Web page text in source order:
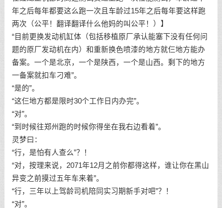
年之后每年都要这么跑一次且车龄过15年之后每年要这样跑
两次（公平！翻译翻译什么他妈的叫公平！）】
“目前更换发动机缸体（包括移植原厂承认能塞下没有任何问
题的原厂发动机在内）和重新换色喷漆的地方就仨地方能办
备案。一个是北京，一个是陕西，一个是山西。剩下的地方
一备案就扣车刁难”。
“是的”。
“这仨地方都是限时30个工作日内办完”。
“对”。
“到时候往郑州跑的时候你得坐在我右边看着”。
灵梦曰：
“行，是怕有人查么”？！
“对，按理来说，2071年12月之前你都得这样，谁让你在黑山
异变之前摸过五年车来着”。
“行，三年以上驾龄司机陪同实习期新手对吧”？！
“对”。